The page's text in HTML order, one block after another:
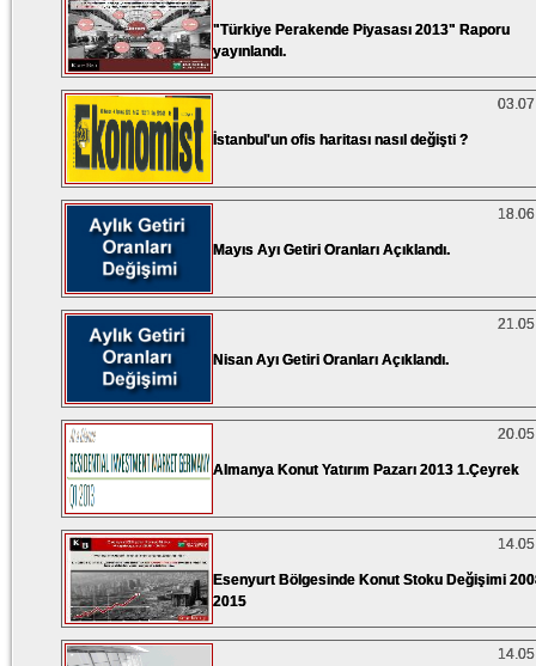
"Türkiye Perakende Piyasası 2013" Raporu
yayınlandı.
İstanbul'un ofis haritası nasıl değişti ?
Mayıs Ayı Getiri Oranları Açıklandı.
Nisan Ayı Getiri Oranları Açıklandı.
Almanya Konut Yatırım Pazarı 2013 1.Çeyrek
Esenyurt Bölgesinde Konut Stoku Değişimi
2015